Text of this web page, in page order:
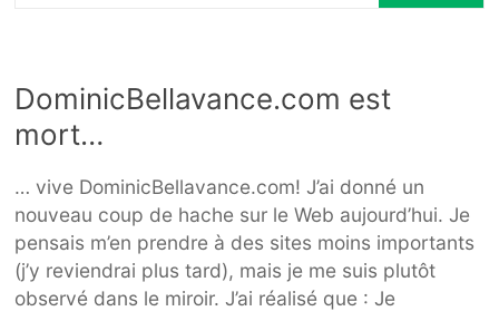
DominicBellavance.com est
mort…
… vive DominicBellavance.com! J’ai donné un
nouveau coup de hache sur le Web aujourd’hui. Je
pensais m’en prendre à des sites moins importants
(j’y reviendrai plus tard), mais je me suis plutôt
observé dans le miroir. J’ai réalisé que : Je